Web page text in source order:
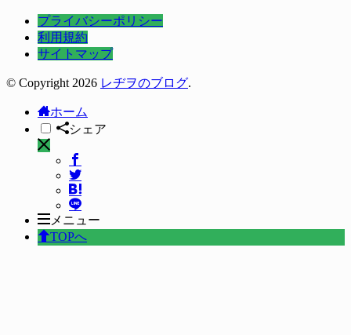
プライバシーポリシー
利用規約
サイトマップ
© Copyright 2026 レヂヲのブログ.
ホーム
シェア
メニュー
TOPへ